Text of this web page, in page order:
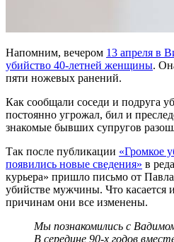
Напомним, вечером 13 апреля в
убийство 40-летней женщины.
пяти ножевых ранений.
Как сообщали соседи и подруга
постоянно угрожал, бил и
знакомые бывших супругов
Так после публикации «Громкое
появились новые сведения» в
курьера» пришло письмо от
убийстве мужчины. Что касается
причинам они все изменены.
Мы познакомились с
В середине 90-х годов